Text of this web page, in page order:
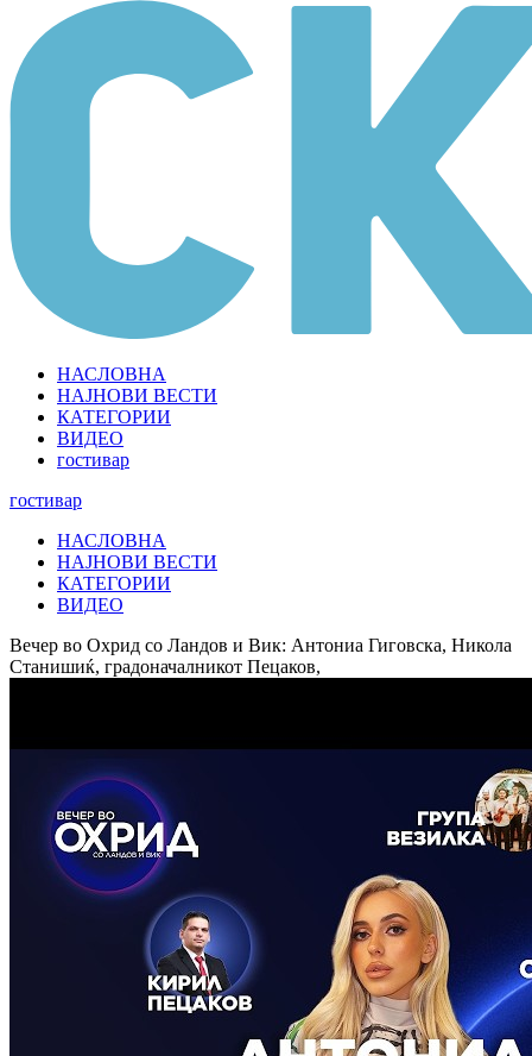
НАСЛОВНА
НАЈНОВИ ВЕСТИ
КАТЕГОРИИ
ВИДЕО
гостивар
гостивар
НАСЛОВНА
НАЈНОВИ ВЕСТИ
КАТЕГОРИИ
ВИДЕО
Вечер во Охрид со Ландов и Вик: Антониа Гиговска, Никола
Станишиќ, градоначалникот Пецаков,